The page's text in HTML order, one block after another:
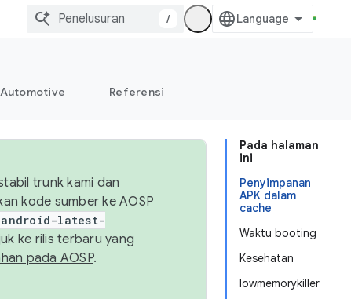
/
Automotive Referensi
Pada halaman
ini
Penyimpanan
APK dalam
cache
Waktu booting
Kesehatan
lowmemorykiller
trunk kami dan
kode sumber ke AOSP
android-latest-
ke rilis terbaru yang
pada AOSP.